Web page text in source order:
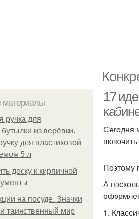
материалы
ручка для
из верёвки.
для пластиковой
5 л
доску к кирпичной
на посуде. Значки
таинственный мир
17
Сегодня
Поэтому
А
1.